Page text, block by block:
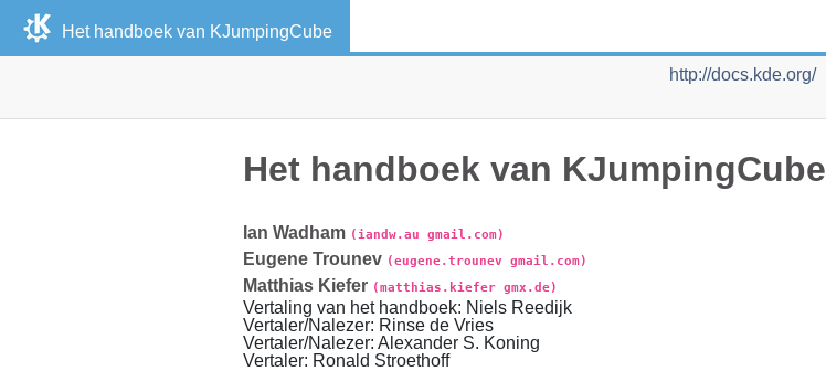
Het handboek van KJumpingCube
http://docs.kde.org/
Het handboek van KJumpingCube
Ian Wadham (iandw.au gmail.com)
Eugene Trounev (eugene.trounev gmail.com)
Matthias Kiefer (matthias.kiefer gmx.de)
Vertaling van het handboek: Niels Reedijk
Vertaler/Nalezer: Rinse de Vries
Vertaler/Nalezer: Alexander S. Koning
Vertaler: Ronald Stroethoff